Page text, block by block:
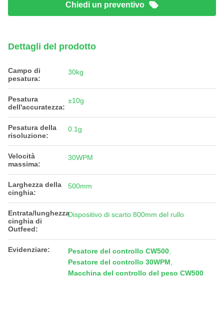
Chiedi un preventivo
Dettagli del prodotto
Campo di
pesatura:
30kg
Pesatura
dell'accuratezza:
±10g
Pesatura della
risoluzione:
0.1g
Velocità
massima:
30WPM
Larghezza della
cinghia:
500mm
Entrata/lunghezza
cinghia di
Outfeed:
Dispositivo di scarto 800mm del rullo
Evidenziare: Pesatore del controllo CW500
Pesatore del controllo 30WPM
Macchina del controllo del peso CW500